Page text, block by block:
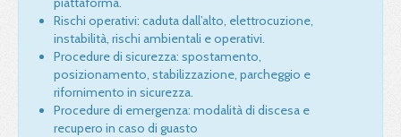
Rischi operativi: caduta dall’alto, elettrocuzione,
instabilità, rischi ambientali e operativi.
Procedure di sicurezza: spostamento,
posizionamento, stabilizzazione, parcheggio e
rifornimento in sicurezza.
Procedure di emergenza: modalità di discesa e
recupero in caso di guasto